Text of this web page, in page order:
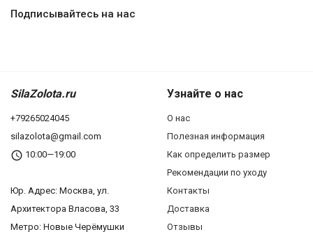
Подписывайтесь на нас
SilaZolota.ru
+79265024045
silazolota@gmail.com
10:00—19:00
Юр. Адреc: Москва, ул.
Архитектора Власова, 33
Метро: Новые Черёмушки
Узнайте о нас
О нас
Полезная информация
Как определить размер
Рекомендации по уходу
Контакты
Доставка
Отзывы